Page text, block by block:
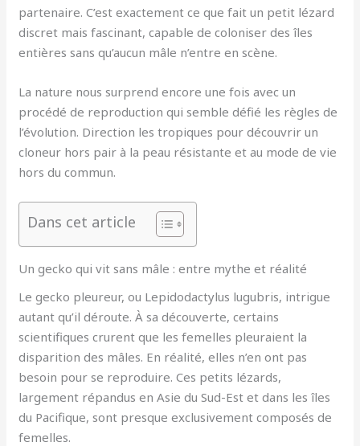
partenaire. C’est exactement ce que fait un petit lézard
discret mais fascinant, capable de coloniser des îles
entières sans qu’aucun mâle n’entre en scène.
La nature nous surprend encore une fois avec un
procédé de reproduction qui semble défié les règles de
l’évolution. Direction les tropiques pour découvrir un
cloneur hors pair à la peau résistante et au mode de vie
hors du commun.
Dans cet article
Un gecko qui vit sans mâle : entre mythe et réalité
Le gecko pleureur, ou Lepidodactylus lugubris, intrigue
autant qu’il déroute. À sa découverte, certains
scientifiques crurent que les femelles pleuraient la
disparition des mâles. En réalité, elles n’en ont pas
besoin pour se reproduire. Ces petits lézards,
largement répandus en Asie du Sud-Est et dans les îles
du Pacifique, sont presque exclusivement composés de
femelles.